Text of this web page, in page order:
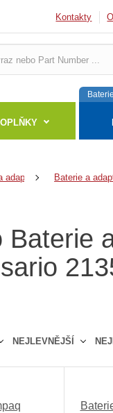
Kontakty
adaptéry Baterie a
Baterie
NEJLEVNĚJŠÍ